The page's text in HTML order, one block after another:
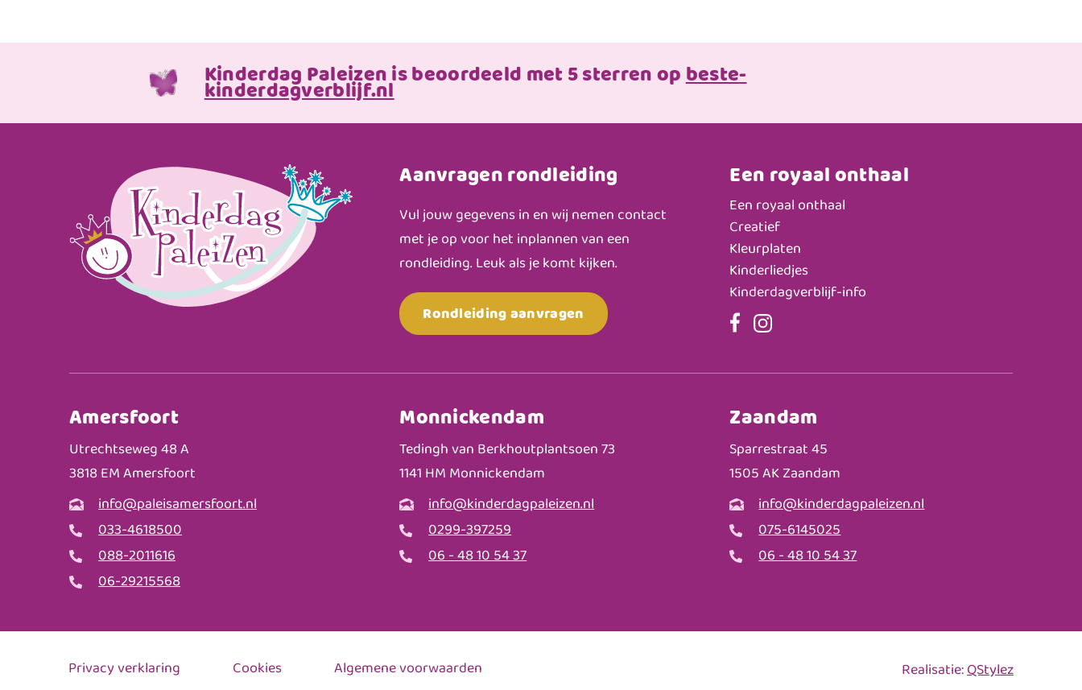
Kinderdag Paleizen is beoordeeld met 5 sterren opbeste-
kinderdagverblijf.nl
Aanvragen rondleiding
Vul jouw gegevens in en wij nemen contact
met je op voor het inplannen van een
rondleiding. Leuk als je komt kijken.
Rondleiding aanvragen
Amersfoort
Utrechtseweg 48 A
3818 EM Amersfoort
info@paleisamersfoort.nl
033-4618500
088-2011616
06-29215568
Monnickendam
Tedingh van Berkhoutplantsoen 73
1141 HM Monnickendam
info@kinderdagpaleizen.nl
0299-397259
06 - 48 10 54 37
Zaandam
Sparrestraat 45
1505 AK Zaandam
info@kinderdagpaleizen.nl
075-6145025
06 - 48 10 54 37
Een royaal onthaal
Een royaal onthaal
Creatief
Kleurplaten
Kinderliedjes
Kinderdagverblijf-info
Privacy verklaring Cookies Algemene voorwaarden Realisatie:QStylez